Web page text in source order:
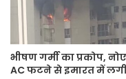
भीषण गर्मी का प्रकोप,
AC फटने से इमारत में